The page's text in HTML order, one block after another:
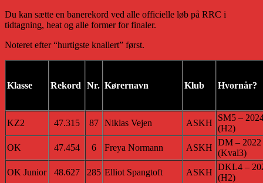
Du kan sætte en banerekord ved alle officielle løb på RRC i
tidtagning, heat og alle former for finaler.
Noteret efter “hurtigste knallert” først.
Klasse Rekord Nr. Kørernavn Klub Hvornår?
KZ2 47.315 87 Niklas Vejen ASKH
SM5 –
(H2)
OK
47.454 6 Freya Normann ASKH
DM – 2022
(Kval3)
OK Junior
48.627 285 Elliot Spangtoft ASKH
DKL4 –
(H2)